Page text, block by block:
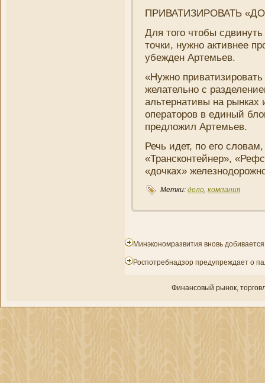
ПРИВАТИЗИРОВАТЬ
Для того чтобы
точки, нужно активнее
убежден Артемьев.
«Нужно
желательно с
альтернативы на
операторов в единый
предложил Артемьев.
Речь идет, по его
«Трансконтейнер»,
«дочках»
Метки: дело, компани­я
Минэкономразвития вновь
Роспотребнадзор предупреждает о
Финансовый рынок,